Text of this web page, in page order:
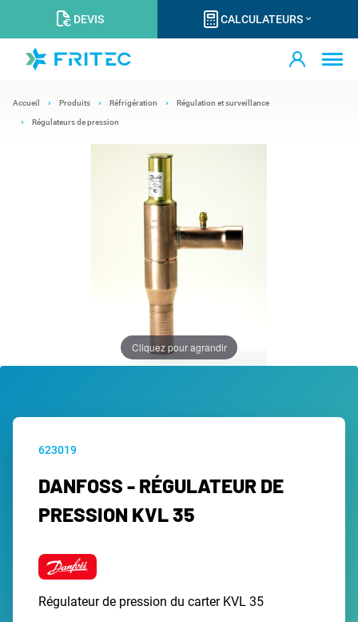
DEVIS CALCULATEURS
Accueil Produits Réfrigération Régulation et surveillance
Régulateurs de pression
Cliquez pour agrandir
623019
DANFOSS - RÉGULATEUR DE
PRESSION KVL 35
Régulateur de pression du carter KVL 35